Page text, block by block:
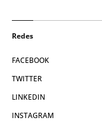
Redes
FACEBOOK
TWITTER
LINKEDIN
INSTAGRAM